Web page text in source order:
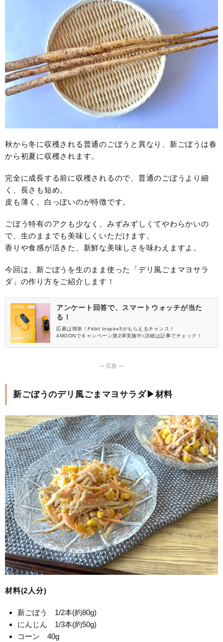
秋から冬に収穫される普通のごぼうと異なり、新ごぼうは春
から初夏に収穫されます。
完全に成長する前に収穫されるので、普通のごぼうより細
く、長さも短め。
皮も薄く、白っぽいのが特徴です。
ごぼう特有のアクも少なく、みずみずしくてやわらかいの
で、生のままでも美味しくいただけます。
香りや食感が活きた、新鮮な美味しさを味わえますよ。
今回は、新ごぼうを生のまま使った「デリ風ごまマヨサラ
ダ」の作り方をご紹介します！
アンケート回答で、スマートウォッチが当た
る！
応募は簡単！Fitbit Inspire3がもらえるチャンス！
4MOONでキャンペーン第2弾実施中♪詳細は記事でチェック！
― 広告 ―
新ごぼうのデリ風ごまマヨサラダ▶材料
材料(2人分)
新ごぼう 1/2本(約80g)
にんじん 1/3本(約50g)
コーン 40g